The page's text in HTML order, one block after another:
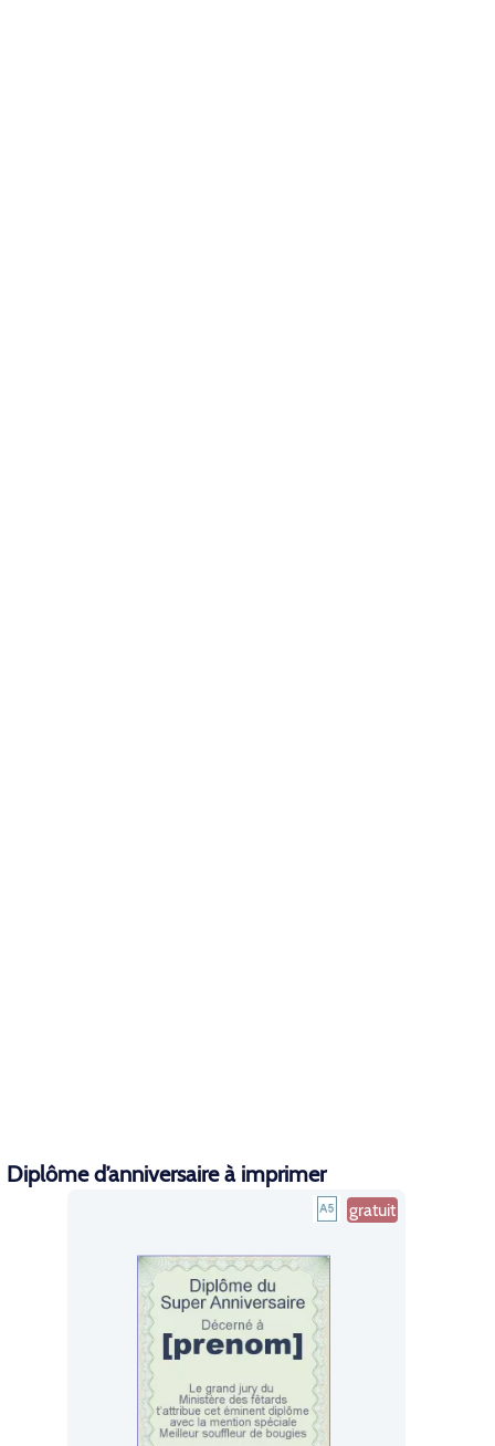
Diplôme d’anniversaire à imprimer
gratuit